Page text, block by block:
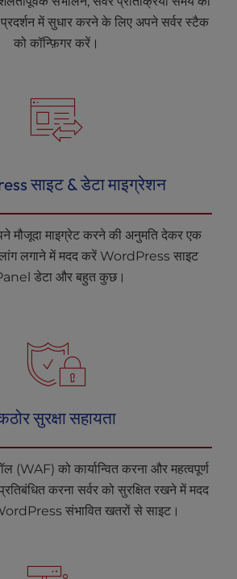
में सुधार करने के लिए अपने सर्वर स्टैक
को कॉन्फ़िगर करें।
साइट & डेटा माइग्रेशन
मौजूदा माइग्रेट करने की अनुमति देकर एक
लगाने में मदद करें WordPress साइट
डेटा और बहुत कुछ।
सुरक्षा सहायता
(WAF) को कार्यान्वित करना और महत्वपूर्ण
करना सर्वर को सुरक्षित रखने में मदद
संभावित खतरों से साइट।